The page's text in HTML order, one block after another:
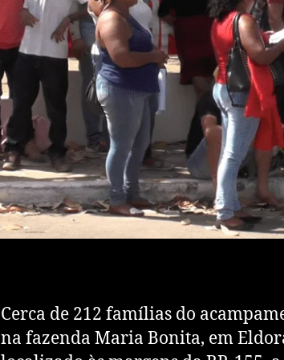
Cerca de 212 famílias do
na fazenda Maria Bonita, em